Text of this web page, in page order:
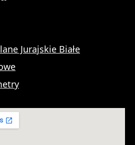
Jurajskie Białe